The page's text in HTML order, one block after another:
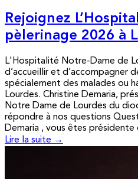
Rejoignez
pèlerinage 2026 à
L'Hospitalité Notre-Dame de
d’accueillir et d’accompagner
spécialement des malades ou
Lourdes. Christine Demaria,
Notre Dame de Lourdes du
répondre à nos questions
Demaria , vous êtes présidente
Lire la suite →